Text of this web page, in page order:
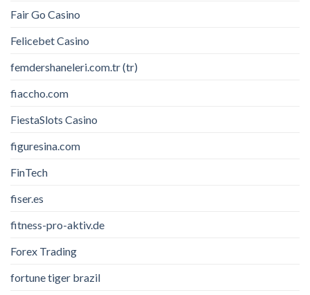
Fair Go Casino
Felicebet Casino
femdershaneleri.com.tr (tr)
fiaccho.com
FiestaSlots Casino
figuresina.com
FinTech
fiser.es
fitness-pro-aktiv.de
Forex Trading
fortune tiger brazil